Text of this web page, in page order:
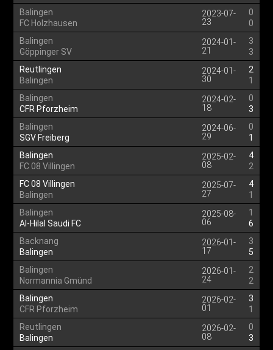
Balingen
FC Holzhausen
2023-07-
23
0
0
Balingen
Göppinger SV
2024-01-
21
3
3
Reutlingen
Balingen
2024-01-
30
2
1
Balingen
CFR Pforzheim
2024-02-
18
0
3
Balingen
SGV Freiberg
2024-06-
29
0
1
Balingen
FC 08 Villingen
2025-02-
08
4
2
FC 08 Villingen
Balingen
2025-07-
27
4
1
Balingen
Al-Hilal Saudi FC
2025-08-
06
1
6
Backnang
Balingen
2026-01-
17
3
5
Balingen
Normannia Gmünd
2026-01-
24
2
2
Balingen
CFR Pforzheim
2026-02-
01
3
1
Reutlingen
Balingen
2026-02-
08
0
3